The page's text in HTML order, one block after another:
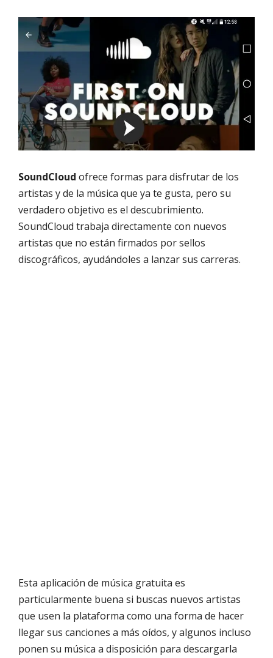
SoundCloud ofrece formas para disfrutar de los
artistas y de la música que ya te gusta, pero su
verdadero objetivo es el descubrimiento.
SoundCloud trabaja directamente con nuevos
artistas que no están firmados por sellos
discográficos, ayudándoles a lanzar sus carreras.
Esta aplicación de música gratuita es
particularmente buena si buscas nuevos artistas
que usen la plataforma como una forma de hacer
llegar sus canciones a más oídos, y algunos incluso
ponen su música a disposición para descargarla